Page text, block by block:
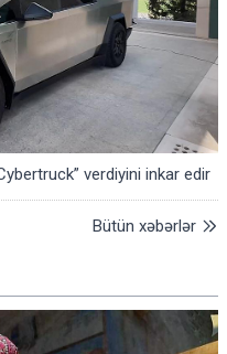
verdiyini inkar edir
Bütün xəbərlər